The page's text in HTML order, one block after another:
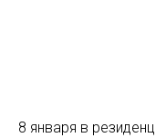
8 января в